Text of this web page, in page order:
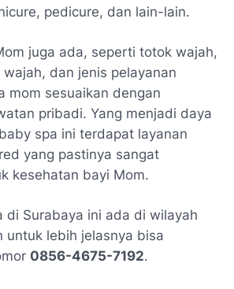
pedicure, dan lain-lain.
juga ada, seperti totok wajah,
dan jenis pelayanan
mom sesuaikan dengan
pribadi. Yang menjadi daya
spa ini terdapat layanan
yang pastinya sangat
kesehatan bayi Mom.
di Surabaya ini ada di wilayah
untuk lebih jelasnya bisa
0856-4675-7192.